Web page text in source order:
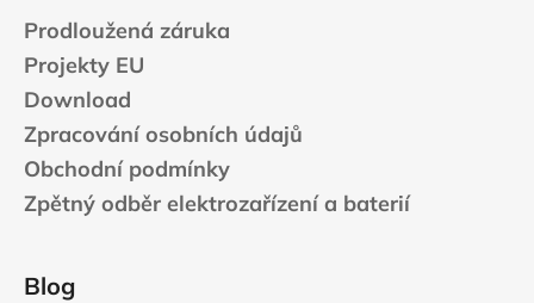
Prodloužená záruka
Projekty EU
Download
Zpracování osobních údajů
Obchodní podmínky
Zpětný odběr elektrozařízení a baterií
Blog